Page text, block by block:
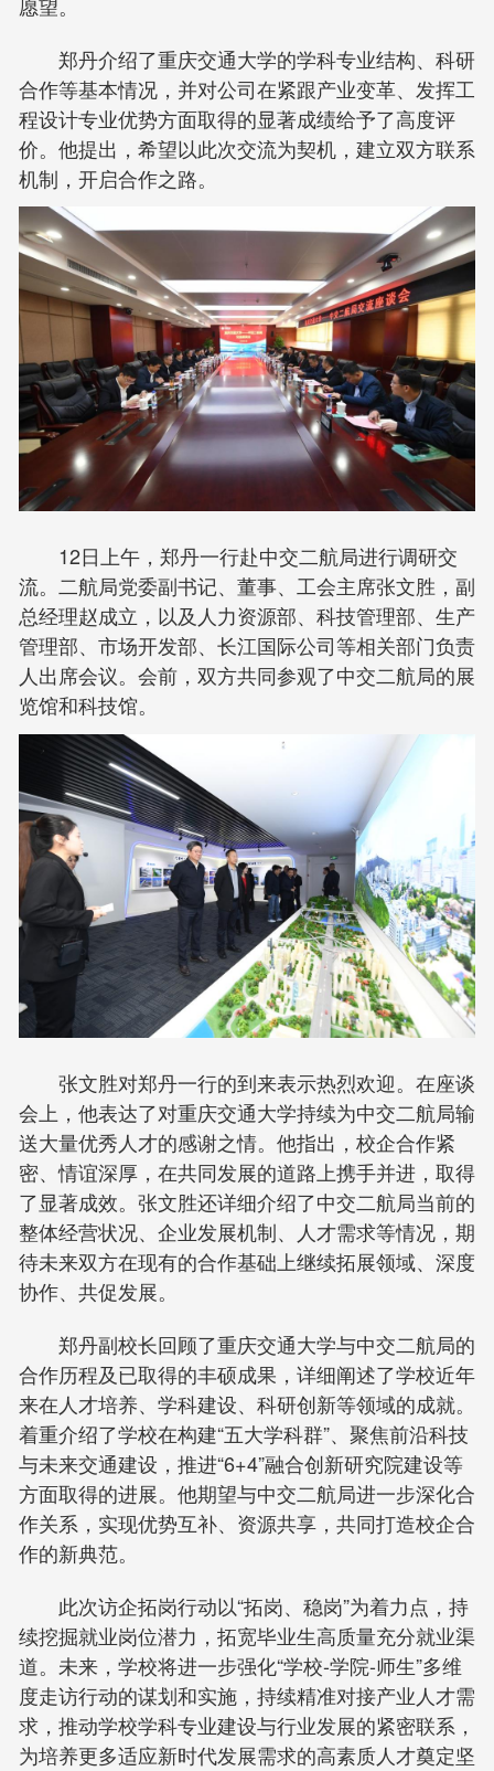
郑丹介绍了重庆交通大学的学科专业结构、科研
合作等基本情况，并对公司在紧跟产业变革、发挥工
程设计专业优势方面取得的显著成绩给予了高度评
价。他提出，希望以此次交流为契机，建立双方联系
机制，开启合作之路。
12日上午，郑丹一行赴中交二航局进行调研交
流。二航局党委副书记、董事、工会主席张文胜，副
总经理赵成立，以及人力资源部、科技管理部、生产
管理部、市场开发部、长江国际公司等相关部门负责
人出席会议。会前，双方共同参观了中交二航局的展
览馆和科技馆。
张文胜对郑丹一行的到来表示热烈欢迎。在座谈
会上，他表达了对重庆交通大学持续为中交二航局输
送大量优秀人才的感谢之情。他指出，校企合作紧
密、情谊深厚，在共同发展的道路上携手并进，取得
了显著成效。张文胜还详细介绍了中交二航局当前的
整体经营状况、企业发展机制、人才需求等情况，期
待未来双方在现有的合作基础上继续拓展领域、深度
协作、共促发展。
郑丹副校长回顾了重庆交通大学与中交二航局的
合作历程及已取得的丰硕成果，详细阐述了学校近年
来在人才培养、学科建设、科研创新等领域的成就。
着重介绍了学校在构建“五大学科群”、聚焦前沿科技
与未来交通建设，推进“6+4”融合创新研究院建设等
方面取得的进展。他期望与中交二航局进一步深化合
作关系，实现优势互补、资源共享，共同打造校企合
作的新典范。
此次访企拓岗行动以“拓岗、稳岗”为着力点，持
续挖掘就业岗位潜力，拓宽毕业生高质量充分就业渠
道。未来，学校将进一步强化“学校-学院-师生”多维
度走访行动的谋划和实施，持续精准对接产业人才需
求，推动学校学科专业建设与行业发展的紧密联系，
为培养更多适应新时代发展需求的高素质人才奠定坚